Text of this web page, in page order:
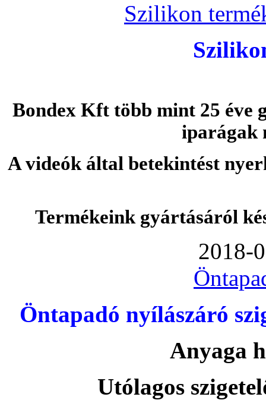
Szilikon
Bondex Kft több mint 25 éve
iparágak
A videók által betekintést
Termékeink gyártásáról
2018-
Öntapadó nyílászáró
Anyaga
Utólagos